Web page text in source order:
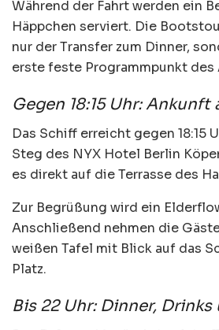
Während der Fahrt werden ein
Häppchen serviert. Die
nur der Transfer zum Dinner,
erste feste Programmpunkt des
Gegen 18:15 Uhr:
Das Schiff erreicht gegen 18:15
Steg des NYX Hotel Berlin
es direkt auf die Terrasse des
Zur Begrüßung wird ein
Anschließend nehmen die
weißen Tafel mit Blick auf das
Platz.
Bis 22 Uhr: Dinner,